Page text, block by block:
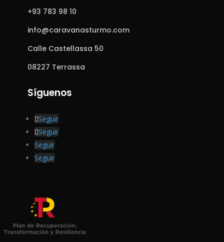
+93 783 98 10
info@caravanasturmo.com
Calle Castellassa 50
08227 Terrassa
Síguenos
Seguir
Seguir
Seguir
Seguir